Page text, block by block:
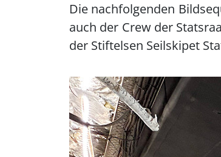
Die nachfolgenden
auch der Crew der
der Stiftelsen Seilskipet